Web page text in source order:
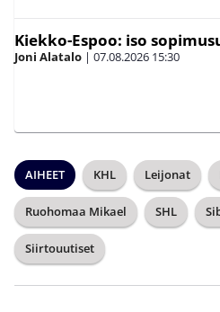
Kiekko-Espoo: iso
Joni Alatalo | 07.08.2026 15:30
AIHEET KHL Leijonat
Ruohomaa Mikael SHL
Siirtouutiset